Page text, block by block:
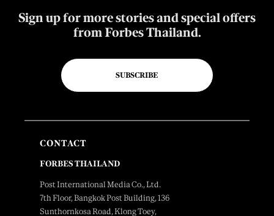
Sign up for more stories and special offers
from Forbes Thailand.
SUBSCRIBE
CONTACT
FORBES THAILAND
Post International Media Co., Ltd.
7th Floor, Bangkok Post Building, 136
Sunthornkosa Road, Klong Toey,